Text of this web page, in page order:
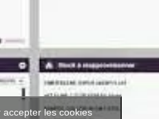
accepter les cookies